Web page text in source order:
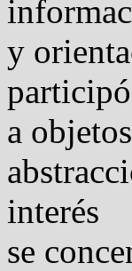
y
a
interés
se